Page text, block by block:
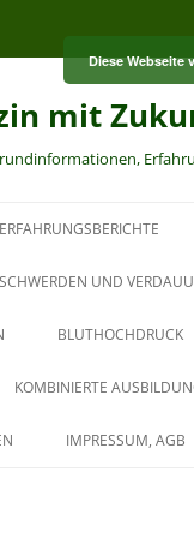
mit
ERFAHRUNGSBERICHTE
UND
BLUTHOCHDRUCK
KOMBINIERTE
AUS DER PAUL-SCHMIDT-
IMPRESSUM, AGB
Diese Webseite